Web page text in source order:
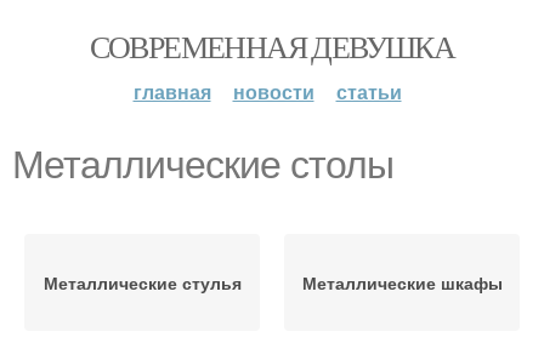
СОВРЕМЕННАЯ ДЕВУШКА
главная новости статьи
Металлические столы
Металлические стулья Металлические шкафы